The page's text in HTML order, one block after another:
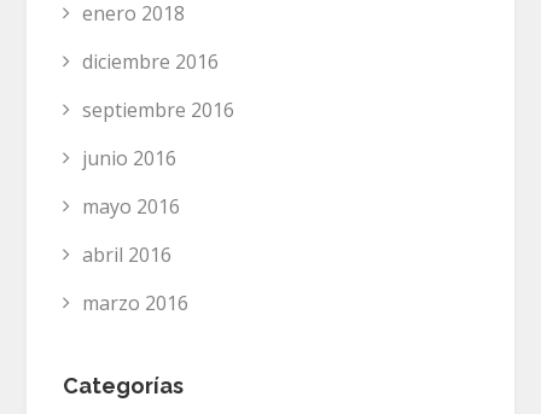
enero 2018
diciembre 2016
septiembre 2016
junio 2016
mayo 2016
abril 2016
marzo 2016
Categorías